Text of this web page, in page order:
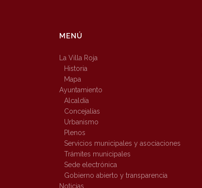
MENÚ
La Villa Roja
Historia
Mapa
Ayuntamiento
Alcaldía
Concejalías
Urbanismo
Plenos
Servicios municipales y asociaciones
Trámites municipales
Sede electrónica
Gobierno abierto y transparencia
Noticias